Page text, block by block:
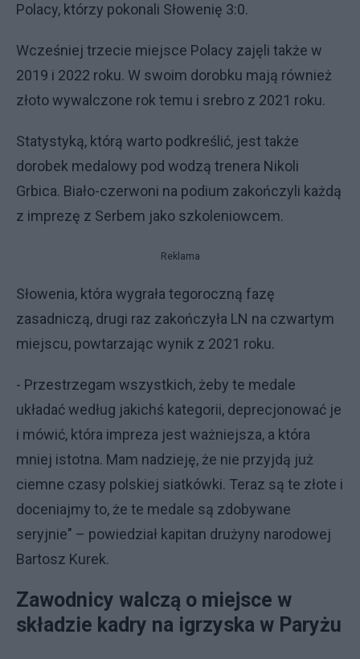
Polacy, którzy pokonali Słowenię 3:0.
Wcześniej trzecie miejsce Polacy zajęli także w
2019 i 2022 roku. W swoim dorobku mają również
złoto wywalczone rok temu i srebro z 2021 roku.
Statystyką, którą warto podkreślić, jest także
dorobek medalowy pod wodzą trenera Nikoli
Grbica. Biało-czerwoni na podium zakończyli każdą
z imprezę z Serbem jako szkoleniowcem.
Reklama
Słowenia, która wygrała tegoroczną fazę
zasadniczą, drugi raz zakończyła LN na czwartym
miejscu, powtarzając wynik z 2021 roku.
- Przestrzegam wszystkich, żeby te medale
układać według jakichś kategorii, deprecjonować je
i mówić, która impreza jest ważniejsza, a która
mniej istotna. Mam nadzieję, że nie przyjdą już
ciemne czasy polskiej siatkówki. Teraz są te złote i
doceniajmy to, że te medale są zdobywane
seryjnie" – powiedział kapitan drużyny narodowej
Bartosz Kurek.
Zawodnicy walczą o miejsce w
składzie kadry na igrzyska w Paryżu